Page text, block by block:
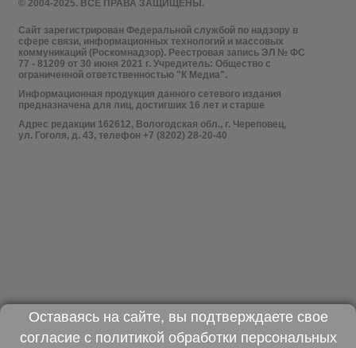
© 2004-2025. ВСЕ ПРАВА ЗАЩИЩЕНЫ.
Сайт зарегистрирован Федеральной службой по надзору в
сфере связи, информационных технологий и массовых
коммуникаций (Роскомнадзор). Реестровая запись ЭЛ № ФС
77 - 81209 от 30 июня 2021 г. Учредитель: Общество с
ограниченной ответственностью "К Медиа".
Информационная продукция данного сетевого издания
предназначена для лиц, достигших 16 лет и старше
Адрес редакции 162612, Вологодская обл., г. Череповец,
ул. Гоголя, д. 43, телефон +7 (8202) 28-20-40
Оставаясь на сайте, вы подтверждаете свое
согласие с политикой обработки персональных